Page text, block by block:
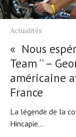
Actualités
« Nous
Team '' –
américaine
France
La légende de la
Hincapie...